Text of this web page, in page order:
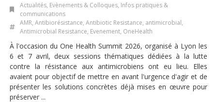
Actualités, Evènements & Colloques, Infos pratiques &
communications
AMR, Antibiorésistance, Antibiotic Resistance, antimicrobial,
Antimicrobial Resistance, Evenement, OneHealth
À l'occasion du One Health Summit 2026, organisé à Lyon les
6 et 7 avril, deux sessions thématiques dédiées à la lutte
contre la résistance aux antimicrobiens ont eu lieu. Elles
avaient pour objectif de mettre en avant l'urgence d'agir et de
présenter les solutions concrètes déjà mises en œuvre pour
préserver ...